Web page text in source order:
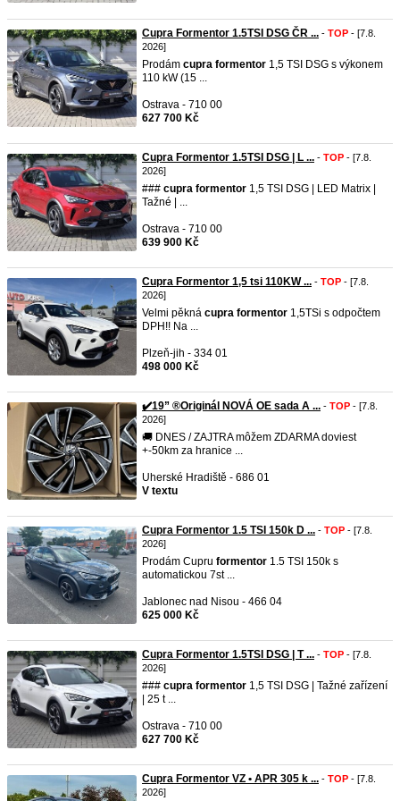
Cupra Formentor 1.5TSI DSG ČR ... - TOP - [7.8.
2026]
Prodám cupra formentor 1,5 TSI DSG s výkonem
110 kW (15 ...
Ostrava - 710 00
627 700 Kč
Cupra Formentor 1.5TSI DSG | L ... - TOP - [7.8.
2026]
### cupra formentor 1,5 TSI DSG | LED Matrix |
Tažné | ...
Ostrava - 710 00
639 900 Kč
Cupra Formentor 1,5 tsi 110KW ... - TOP - [7.8.
2026]
Velmi pěkná cupra formentor 1,5TSi s odpočtem
DPH!! Na ...
Plzeň-jih - 334 01
498 000 Kč
✔️19” ®Originál NOVÁ OE sada A ... - TOP - [7.8.
2026]
🚚 DNES / ZAJTRA môžem ZDARMA doviest
+-50km za hranice ...
Uherské Hradiště - 686 01
V textu
Cupra Formentor 1.5 TSI 150k D ... - TOP - [7.8.
2026]
Prodám Cupru formentor 1.5 TSI 150k s
automatickou 7st ...
Jablonec nad Nisou - 466 04
625 000 Kč
Cupra Formentor 1.5TSI DSG | T ... - TOP - [7.8.
2026]
### cupra formentor 1,5 TSI DSG | Tažné zařízení
| 25 t ...
Ostrava - 710 00
627 700 Kč
Cupra Formentor VZ • APR 305 k ... - TOP - [7.8.
2026]